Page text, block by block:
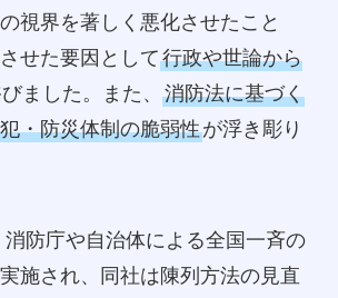
視界を著しく悪化させたこと
せた要因として行政や世論から
ました。また、 消防法に基づく
・防災体制の脆弱性が浮き彫り
防庁や自治体による全国一斉の
施され、同社は陳列方法の見直